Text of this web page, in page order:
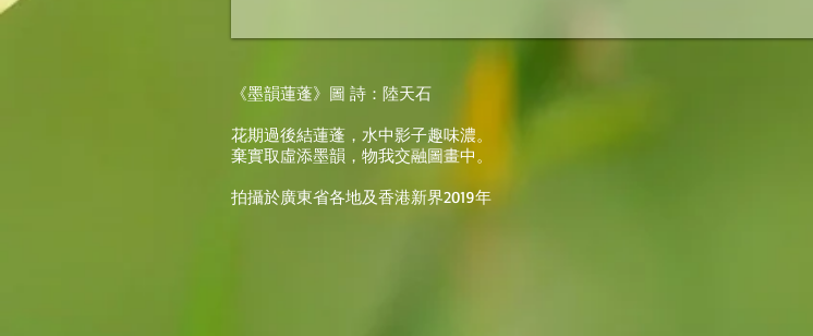
《墨韻蓮蓬》圖 詩：陸天石
花期過後結蓮蓬，水中影子趣味濃。
棄實取虛添墨韻，物我交融圖畫中。
拍攝於廣東省各地及香港新界2019年